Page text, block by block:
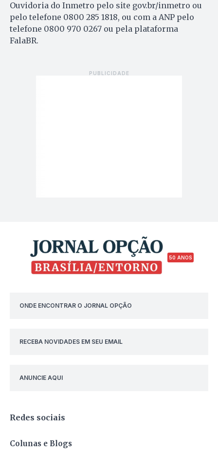
Ouvidoria do Inmetro pelo site gov.br/inmetro ou
pelo telefone 0800 285 1818, ou com a ANP pelo
telefone 0800 970 0267 ou pela plataforma
FalaBR.
50 ANOS
ONDE ENCONTRAR O JORNAL OPÇÃO
RECEBA NOVIDADES EM SEU EMAIL
ANUNCIE AQUI
Redes sociais
Colunas e Blogs